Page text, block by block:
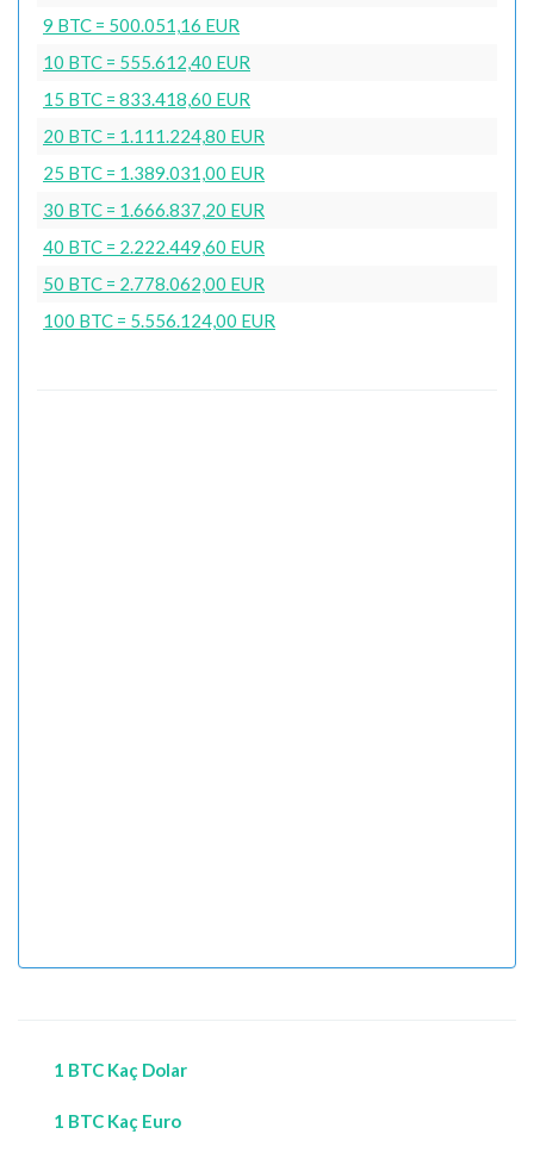
9 BTC = 500.051,16 EUR
10 BTC = 555.612,40 EUR
15 BTC = 833.418,60 EUR
20 BTC = 1.111.224,80 EUR
25 BTC = 1.389.031,00 EUR
30 BTC = 1.666.837,20 EUR
40 BTC = 2.222.449,60 EUR
50 BTC = 2.778.062,00 EUR
100 BTC = 5.556.124,00 EUR
1 BTC Kaç Dolar
1 BTC Kaç Euro